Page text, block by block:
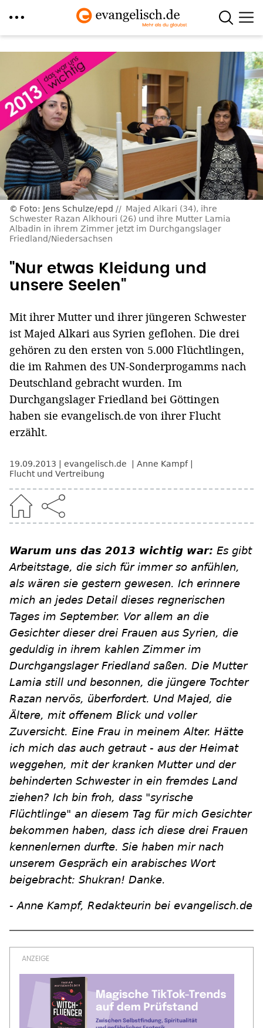
Foto: Jens Schulze/epd
Majed Alkari (34), ihre
Schwester Razan Alkhouri (26) und ihre Mutter Lamia
Albadin in ihrem Zimmer jetzt im Durchgangslager
Friedland/Niedersachsen
"Nur etwas Kleidung und
unsere Seelen"
Mit ihrer Mutter und ihrer jüngeren Schwester
ist Majed Alkari aus Syrien geflohen. Die drei
gehören zu den ersten von 5.000 Flüchtlingen,
die im Rahmen des UN-Sonderprogamms nach
Deutschland gebracht wurden. Im
Durchgangslager Friedland bei Göttingen
haben sie evangelisch.de von ihrer Flucht
erzählt.
19.09.2013 evangelisch.de
Anne Kampf
Flucht und Vertreibung
Warum uns das 2013 wichtig war: Es gibt
Arbeitstage, die sich für immer so anfühlen,
als wären sie gestern gewesen. Ich erinnere
mich an jedes Detail dieses regnerischen
Tages im September. Vor allem an die
Gesichter dieser drei Frauen aus Syrien, die
geduldig in ihrem kahlen Zimmer im
Durchgangslager Friedland saßen. Die Mutter
Lamia still und besonnen, die jüngere Tochter
Razan nervös, überfordert. Und Majed, die
Ältere, mit offenem Blick und voller
Zuversicht. Eine Frau in meinem Alter. Hätte
ich mich das auch getraut - aus der Heimat
weggehen, mit der kranken Mutter und der
behinderten Schwester in ein fremdes Land
ziehen? Ich bin froh, dass "syrische
Flüchtlinge" an diesem Tag für mich Gesichter
bekommen haben, dass ich diese drei Frauen
kennenlernen durfte. Sie haben mir nach
unserem Gespräch ein arabisches Wort
beigebracht: Shukran! Danke.
- Anne Kampf, Redakteurin bei evangelisch.de